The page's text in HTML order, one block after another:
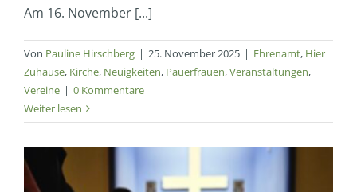
Am 16. November [...]
Von Pauline Hirschberg | 25. November 2025 | Ehrenamt, Hier
Zuhause, Kirche, Neuigkeiten, Pauerfrauen,Veranstaltungen,
Vereine | 0 Kommentare
Weiter lesen